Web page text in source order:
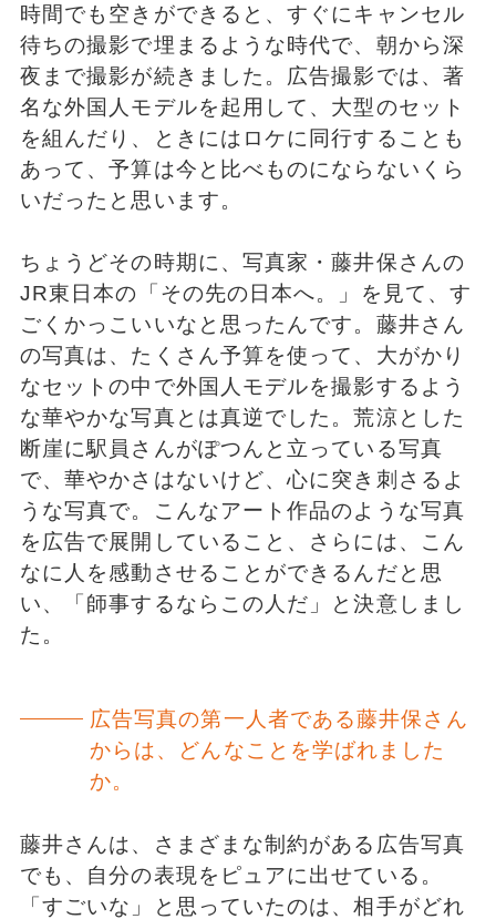
時間でも空きができると、すぐにキャンセル
待ちの撮影で埋まるような時代で、朝から深
夜まで撮影が続きました。広告撮影では、著
名な外国人モデルを起用して、大型のセット
を組んだり、ときにはロケに同行することも
あって、予算は今と比べものにならないくら
いだったと思います。
ちょうどその時期に、写真家・藤井保さんの
JR東日本の「その先の日本へ。」を見て、す
ごくかっこいいなと思ったんです。藤井さん
の写真は、たくさん予算を使って、大がかり
なセットの中で外国人モデルを撮影するよう
な華やかな写真とは真逆でした。荒涼とした
断崖に駅員さんがぽつんと立っている写真
で、華やかさはないけど、心に突き刺さるよ
うな写真で。こんなアート作品のような写真
を広告で展開していること、さらには、こん
なに人を感動させることができるんだと思
い、「師事するならこの人だ」と決意しまし
た。
広告写真の第一人者である藤井保さん
からは、どんなことを学ばれました
か。
藤井さんは、さまざまな制約がある広告写真
でも、自分の表現をピュアに出せている。
「すごいな」と思っていたのは、相手がどれ